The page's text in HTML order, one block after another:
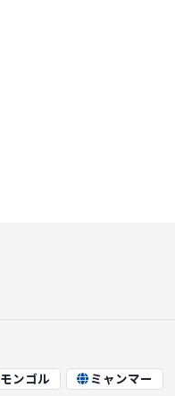
モンゴル ミャンマー